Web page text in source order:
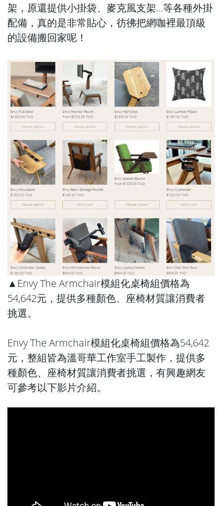
架，原還提供小掛袋、麥克風支架…等各種外掛
配備，真的是非常貼心，彷彿把網咖裡最頂級
的設備搬回家呢！
▲Envy The Armchair模組化桌椅組價格為
54,642元，提供多種顏色、座椅材質讓消費者
挑選。
Envy The Armchair模組化桌椅組價格為54,642
元，整組皆為溫哥華工作室手工製作，提供多
種顏色、座椅材質讓消費者挑選，有興趣網友
可參考以下影片介紹。